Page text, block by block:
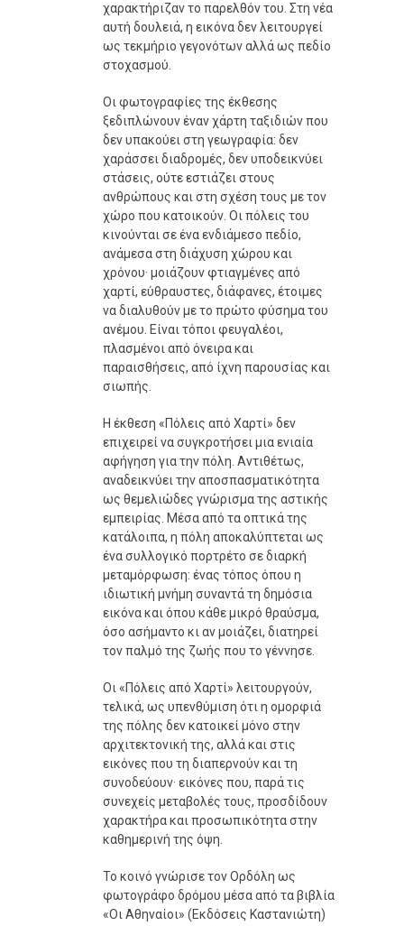
χαρακτήριζαν το παρελθόν του. Στη νέα
αυτή δουλειά, η εικόνα δεν λειτουργεί
ως τεκμήριο γεγονότων αλλά ως πεδίο
στοχασμού.
Οι φωτογραφίες της έκθεσης
ξεδιπλώνουν έναν χάρτη ταξιδιών που
δεν υπακούει στη γεωγραφία: δεν
χαράσσει διαδρομές, δεν υποδεικνύει
στάσεις, ούτε εστιάζει στους
ανθρώπους και στη σχέση τους με τον
χώρο που κατοικούν. Οι πόλεις του
κινούνται σε ένα ενδιάμεσο πεδίο,
ανάμεσα στη διάχυση χώρου και
χρόνου· μοιάζουν φτιαγμένες από
χαρτί, εύθραυστες, διάφανες, έτοιμες
να διαλυθούν με το πρώτο φύσημα του
ανέμου. Είναι τόποι φευγαλέοι,
πλασμένοι από όνειρα και
παραισθήσεις, από ίχνη παρουσίας και
σιωπής.
Η έκθεση «Πόλεις από Χαρτί» δεν
επιχειρεί να συγκροτήσει μια ενιαία
αφήγηση για την πόλη. Αντιθέτως,
αναδεικνύει την αποσπασματικότητα
ως θεμελιώδες γνώρισμα της αστικής
εμπειρίας. Μέσα από τα οπτικά της
κατάλοιπα, η πόλη αποκαλύπτεται ως
ένα συλλογικό πορτρέτο σε διαρκή
μεταμόρφωση: ένας τόπος όπου η
ιδιωτική μνήμη συναντά τη δημόσια
εικόνα και όπου κάθε μικρό θραύσμα,
όσο ασήμαντο κι αν μοιάζει, διατηρεί
τον παλμό της ζωής που το γέννησε.
Οι «Πόλεις από Χαρτί» λειτουργούν,
τελικά, ως υπενθύμιση ότι η ομορφιά
της πόλης δεν κατοικεί μόνο στην
αρχιτεκτονική της, αλλά και στις
εικόνες που τη διαπερνούν και τη
συνοδεύουν· εικόνες που, παρά τις
συνεχείς μεταβολές τους, προσδίδουν
χαρακτήρα και προσωπικότητα στην
καθημερινή της όψη.
Το κοινό γνώρισε τον Ορδόλη ως
φωτογράφο δρόμου μέσα από τα βιβλία
«Οι Αθηναίοι» (Εκδόσεις Καστανιώτη)